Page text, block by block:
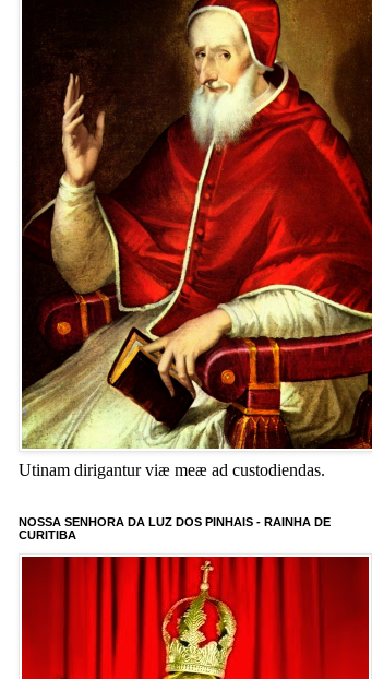
Utinam dirigantur viæ meæ ad custodiendas.
NOSSA SENHORA DA LUZ DOS PINHAIS - RAINHA DE
CURITIBA